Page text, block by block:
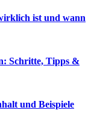
ist und wann
Schritte, Tipps &
und Beispiele